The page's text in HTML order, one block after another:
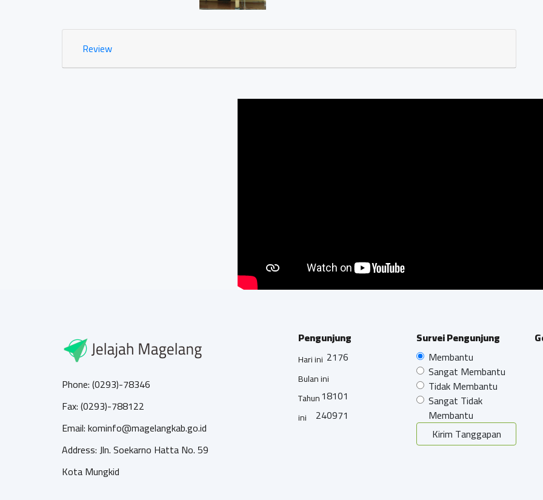
Review
Phone: (0293)-78346
Fax: (0293)-788122
Email: kominfo@magelangkab.go.id
Address: Jln. Soekarno Hatta No. 59
Kota Mungkid
Pengunjung
Hari ini 2176
Bulan ini
18101
Tahun
ini
240971
Survei Pengunjung
Membantu
Sangat Membantu
Tidak Membantu
Sangat Tidak
Membantu
Kirim Tanggapan